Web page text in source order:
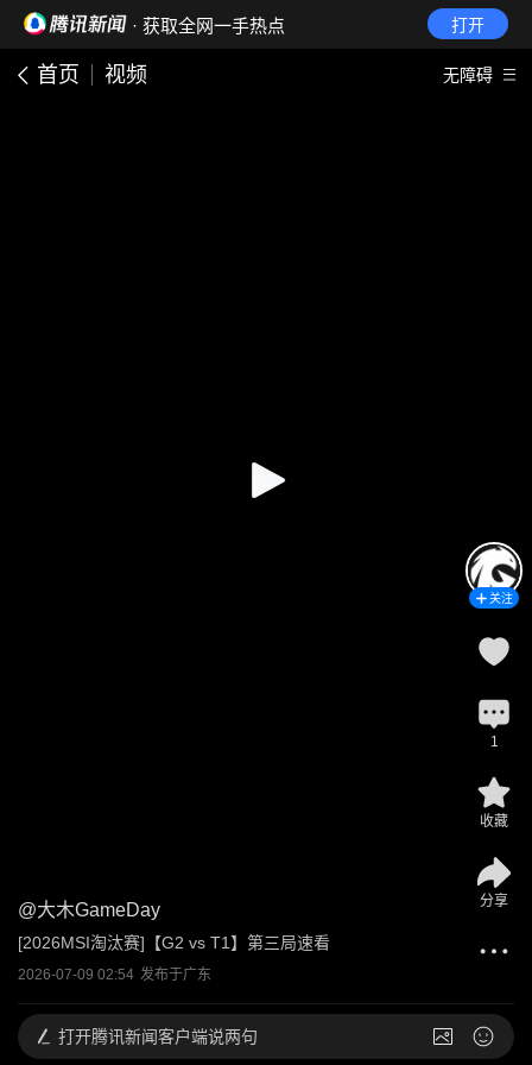
· 获取全网一手热点 打开
首页 视频 无障碍
@大木GameDay
[2026MSI淘汰赛]【G2 vs T1】第三局速看
2026-07-09 02:54 发布于广东
关注
1
收藏
分享
打开腾讯新闻客户端说两句